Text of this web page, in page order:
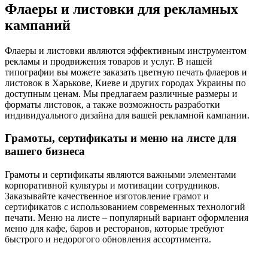
Флаеры и листовки для рекламных
кампаний
Флаеры и листовки являются эффективным инструментом
рекламы и продвижения товаров и услуг. В нашей
типографии вы можете заказать цветную печать флаеров и
листовок в Харькове, Киеве и других городах Украины по
доступным ценам. Мы предлагаем различные размеры и
форматы листовок, а также возможность разработки
индивидуального дизайна для вашей рекламной кампании.
Грамоты, сертификаты и меню на листе для
вашего бизнеса
Грамоты и сертификаты являются важными элементами
корпоративной культуры и мотивации сотрудников.
Заказывайте качественное изготовление грамот и
сертификатов с использованием современных технологий
печати. Меню на листе – популярный вариант оформления
меню для кафе, баров и ресторанов, которые требуют
быстрого и недорогого обновления ассортимента.